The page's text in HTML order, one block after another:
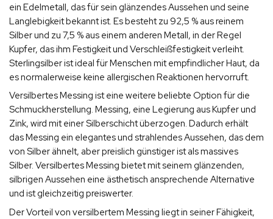
ein Edelmetall, das für sein glänzendes Aussehen und seine
Langlebigkeit bekannt ist. Es besteht zu 92,5 % aus reinem
Silber und zu 7,5 % aus einem anderen Metall, in der Regel
Kupfer, das ihm Festigkeit und Verschleißfestigkeit verleiht.
Sterlingsilber ist ideal für Menschen mit empfindlicher Haut, da
es normalerweise keine allergischen Reaktionen hervorruft.
Versilbertes Messing ist eine weitere beliebte Option für die
Schmuckherstellung. Messing, eine Legierung aus Kupfer und
Zink, wird mit einer Silberschicht überzogen. Dadurch erhält
das Messing ein elegantes und strahlendes Aussehen, das dem
von Silber ähnelt, aber preislich günstiger ist als massives
Silber. Versilbertes Messing bietet mit seinem glänzenden,
silbrigen Aussehen eine ästhetisch ansprechende Alternative
und ist gleichzeitig preiswerter.
Der Vorteil von versilbertem Messing liegt in seiner Fähigkeit,